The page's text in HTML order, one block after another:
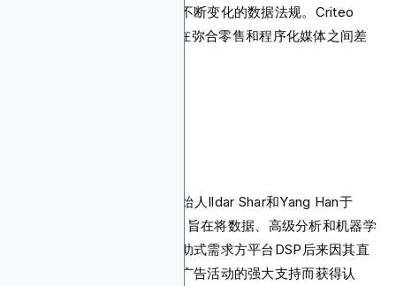
确保您的数字广告活动符合不断变化的数据法规。Criteo
Commerce Max DSP被旨在弥合零售和程序化媒体之间差
Vitaly Pecherskiy及联合创始人Ildar Shar和Yang Han于
2013年开发了StackAdapt，旨在将数据、高级分析和机器学
习应用于数字广告。这个自助式需求方平台DSP后来因其直
观的界面和对全渠道程序化广告活动的强大支持而获得认